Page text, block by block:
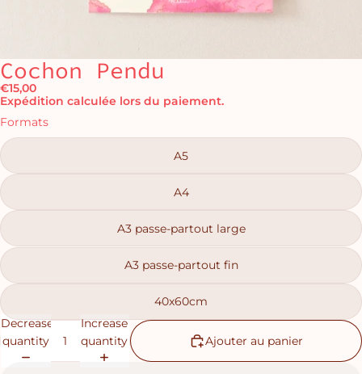
Cochon Pendu
€15,00
Expédition calculée lors du paiement.
Formats
A5
A4
A3 passe-partout large
A3 passe-partout fin
40x60cm
Decrease
quantity
Increase
quantity
Ajouter au panier